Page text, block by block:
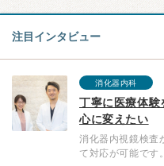
注目インタビュー
消化器内科
丁寧に医療体験
心に変えたい
消化器内視鏡検査
て対応が可能です